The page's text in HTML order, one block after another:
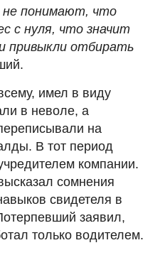
не понимают, что
с нуля, что значит
привыкли отбирать
имел в виду
в неволе, а
на
В тот период
компании.
сомнения
свидетеля в
заявил,
только водителем.